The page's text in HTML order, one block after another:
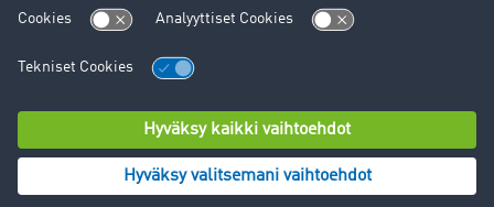
© TIMOCOM GmbH 2024. Kaikki oikeudet pidätetään.